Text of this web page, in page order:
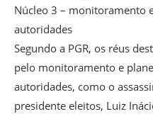
Núcleo 3 – monitoramento
autoridades
Segundo a PGR, os réus
pelo monitoramento e
autoridades, como o
presidente eleitos, Luiz